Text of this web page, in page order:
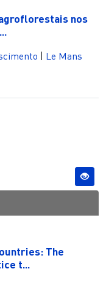
nos
Le Mans
The
t...